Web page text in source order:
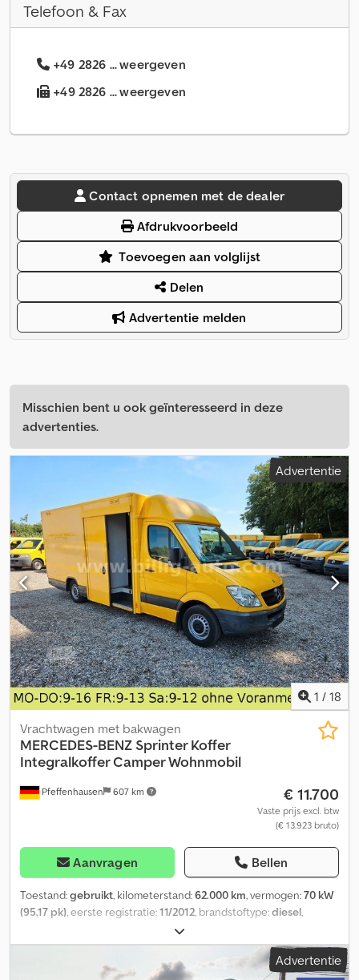
Telefoon & Fax
+49 2826 ... weergeven
+49 2826 ... weergeven
Contact opnemen met de dealer
Afdrukvoorbeeld
Toevoegen aan volglijst
Delen
Advertentie melden
Misschien bent u ook geïnteresseerd in deze
advertenties.
Advertentie
1 / 18
Pfeffenhausen 607 km
Vrachtwagen met bakwagen
MERCEDES-BENZ Sprinter Koffer
Integralkoffer Camper Wohnmobil
€ 11.700
Vaste prijs excl. btw
(€ 13.923 bruto)
Aanvragen Bellen
Toestand:gebruikt, kilometerstand:62.000 km, vermogen:70 kW
(95,17 pk) , eerste registratie:11/2012 , brandstoftype:diesel
geel
automatisch, emissieklasse:Euro 5, aantal zitplaatsen:2,
, laadruimte lengte: 4.400 mm,
Advertentie